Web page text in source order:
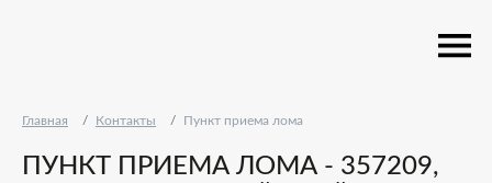
Главная Контакты Пункт приема лома
ПУНКТ ПРИЕМА ЛОМА - 357209,